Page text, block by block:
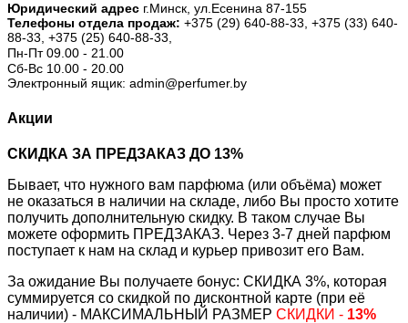
Юридический адрес г.Минск, ул.Есенина 87-155
Телефоны отдела продаж: +375 (29) 640-88-33, +375 (33) 640-
88-33, +375 (25) 640-88-33,
Пн-Пт 09.00 - 21.00
Сб-Вс 10.00 - 20.00
Электронный ящик: admin@perfumer.by
Акции
СКИДКА ЗА ПРЕДЗАКАЗ ДО 13%
Бывает, что нужного вам парфюма (или объёма) может
не оказаться в наличии на складе, либо Вы просто хотите
получить дополнительную скидку. В таком случае Вы
можете оформить ПРЕДЗАКАЗ. Через 3-7 дней парфюм
поступает к нам на склад и курьер привозит его Вам.
За ожидание Вы получаете бонус: СКИДКА 3%, которая
суммируется со скидкой по дисконтной карте (при её
наличии) - МАКСИМАЛЬНЫЙ РАЗМЕР СКИДКИ - 13%